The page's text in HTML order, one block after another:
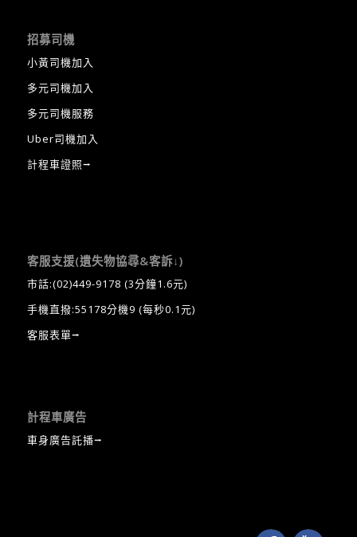
招募司機
小黃司機加入
多元司機加入
多元司機服務
Uber司機加入
計程車證照⭢
客服支援(遺失物協尋&客訴↓)
市話:(02)449-9178 (3分鐘1.6元)
手機直撥:55178分機9 (每秒0.1元)
客服表單⭢
計程車廣告
車身廣告託播⭢